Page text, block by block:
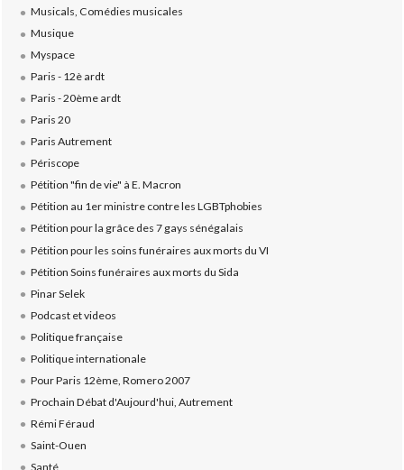
Musicals, Comédies musicales
Musique
Myspace
Paris - 12è ardt
Paris - 20ème ardt
Paris 20
Paris Autrement
Périscope
Pétition "fin de vie" à E. Macron
Pétition au 1er ministre contre les LGBTphobies
Pétition pour la grâce des 7 gays sénégalais
Pétition pour les soins funéraires aux morts du VI
Pétition Soins funéraires aux morts du Sida
Pinar Selek
Podcast et videos
Politique française
Politique internationale
Pour Paris 12ème, Romero 2007
Prochain Débat d'Aujourd'hui, Autrement
Rémi Féraud
Saint-Ouen
Santé